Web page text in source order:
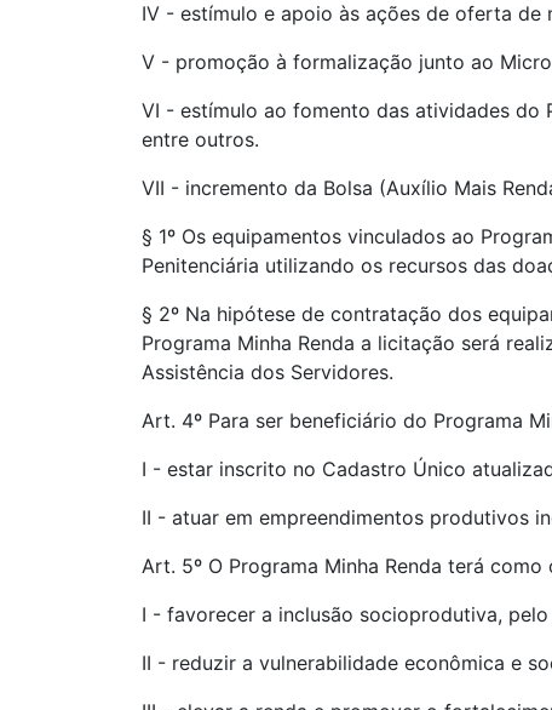
IV - estímulo e apoio às ações de oferta
V - promoção à formalização junto ao
VI - estímulo ao fomento das atividades do
entre outros.
VII - incremento da Bolsa (Auxílio Mais
§ 1º Os equipamentos vinculados ao
Penitenciária utilizando os recursos das
§ 2º Na hipótese de contratação dos
Programa Minha Renda a licitação será
Assistência dos Servidores.
Art. 4º Para ser beneficiário do Programa
I - estar inscrito no Cadastro Único
II - atuar em empreendimentos produtivos
Art. 5º O Programa Minha Renda terá como
I - favorecer a inclusão socioprodutiva,
II - reduzir a vulnerabilidade econômica e